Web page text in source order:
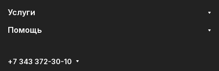
Услуги
Помощь
+7 343 372-30-10